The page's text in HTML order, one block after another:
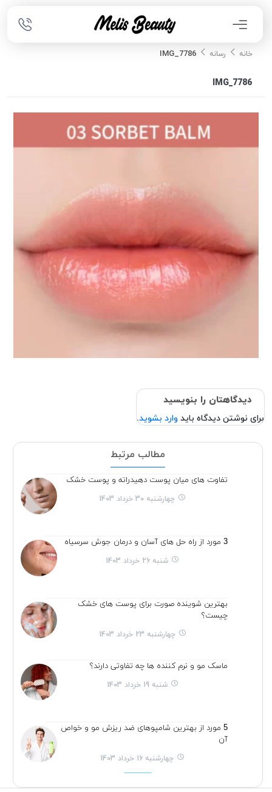
خانه رسانه IMG_7786
IMG_7786
دیدگاهتان را بنویسید
برای نوشتن دیدگاه باید وارد بشوید.
مطالب مرتبط
تفاوت های میان پوست دهیدراته و پوست خشک
چهارشنبه 30 خرداد 1403
3 مورد از راه حل های آسان و درمان جوش سرسیاه
شنبه 26 خرداد 1403
بهترین شوینده صورت برای پوست های خشک
چیست؟
چهارشنبه 23 خرداد 1403
ماسک مو و نرم کننده ها چه تفاوتی دارند؟
شنبه 19 خرداد 1403
5 مورد از بهترین شامپوهای ضد ریزش مو و خواص
آن
چهارشنبه 16 خرداد 1403